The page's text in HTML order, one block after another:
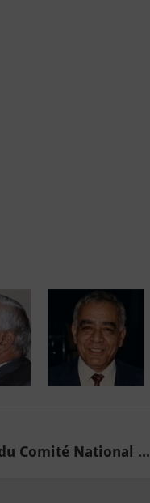
Comité National ...